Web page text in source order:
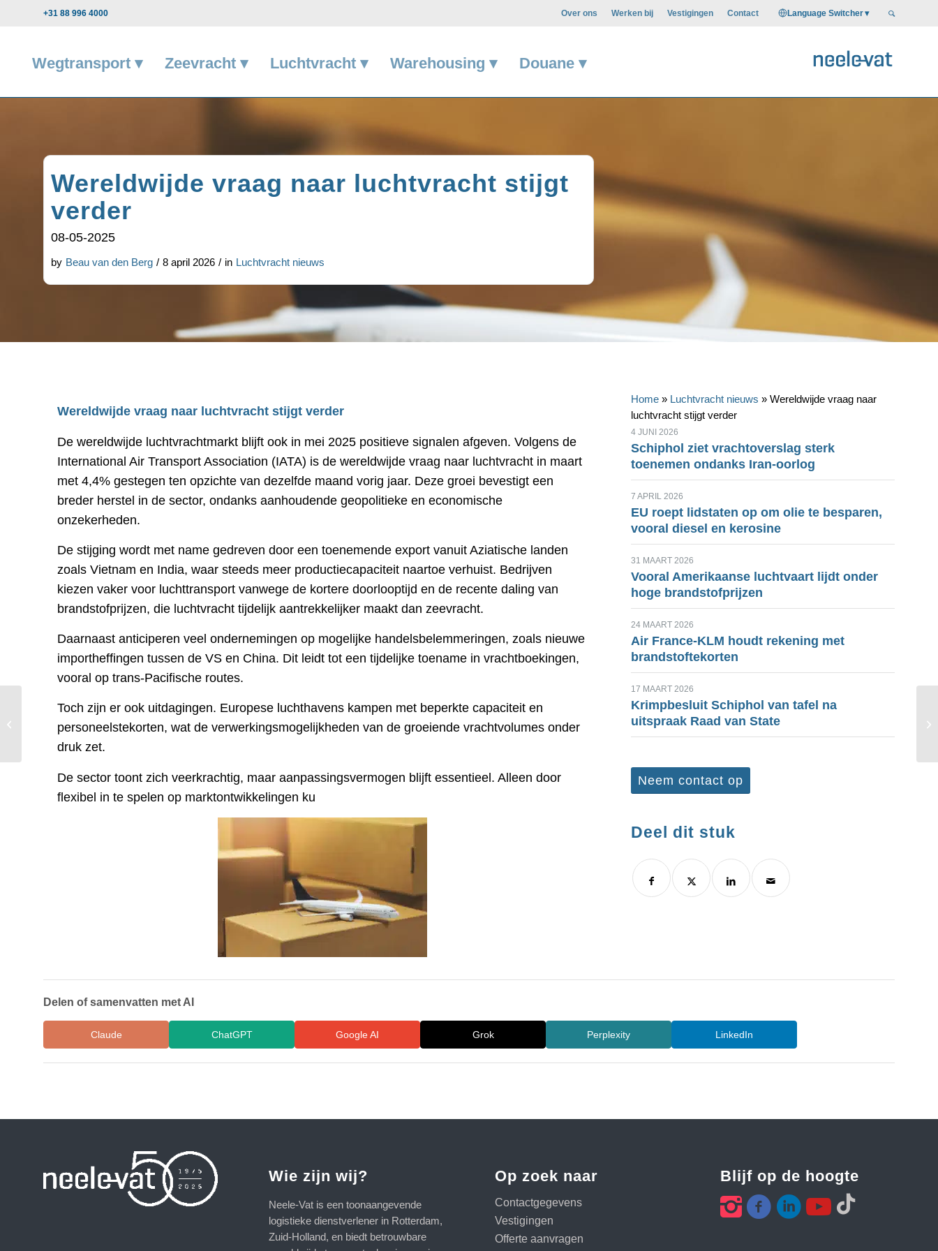
Over ons Werken bij Vestigingen Contact Language Switcher
+31 88 996 4000
Wegtransport ▾ Zeevracht ▾ Luchtvracht ▾ Warehousing ▾ Douane ▾
Wereldwijde vraag naar luchtvracht stijgt
verder
08-05-2025
by Beau van den Berg / 8 april 2026 / in Luchtvracht nieuws
Wereldwijde vraag naar luchtvracht stijgt verder
De wereldwijde luchtvrachtmarkt blijft ook in mei 2025 positieve signalen afgeven. Volgens de
International Air Transport Association (IATA) is de wereldwijde vraag naar luchtvracht in maart
met 4,4% gestegen ten opzichte van dezelfde maand vorig jaar. Deze groei bevestigt een
breder herstel in de sector, ondanks aanhoudende geopolitieke en economische
onzekerheden.
De stijging wordt met name gedreven door een toenemende export vanuit Aziatische landen
zoals Vietnam en India, waar steeds meer productiecapaciteit naartoe verhuist. Bedrijven
kiezen vaker voor luchttransport vanwege de kortere doorlooptijd en de recente daling van
brandstofprijzen, die luchtvracht tijdelijk aantrekkelijker maakt dan zeevracht.
Daarnaast anticiperen veel ondernemingen op mogelijke handelsbelemmeringen, zoals nieuwe
importheffingen tussen de VS en China. Dit leidt tot een tijdelijke toename in vrachtboekingen,
vooral op trans-Pacifische routes.
Toch zijn er ook uitdagingen. Europese luchthavens kampen met beperkte capaciteit en
personeelstekorten, wat de verwerkingsmogelijkheden van de groeiende vrachtvolumes onder
druk zet.
De sector toont zich veerkrachtig, maar aanpassingsvermogen blijft essentieel. Alleen door
flexibel in te spelen op marktontwikkelingen ku
Home » Luchtvracht nieuws » Wereldwijde vraag naar
luchtvracht stijgt verder
4 JUNI 2026
Schiphol ziet vrachtoverslag sterk
toenemen ondanks Iran-oorlog
7 APRIL 2026
EU roept lidstaten op om olie te besparen,
vooral diesel en kerosine
31 MAART 2026
Vooral Amerikaanse luchtvaart lijdt onder
hoge brandstofprijzen
24 MAART 2026
Air France-KLM houdt rekening met
brandstoftekorten
17 MAART 2026
Krimpbesluit Schiphol van tafel na
uitspraak Raad van State
Neem contact op
Deel dit stuk
Delen of samenvatten met AI
Claude ChatGPT Google AI Grok Perplexity LinkedIn
Wie zijn wij?
Neele-Vat is een toonaangevende
logistieke dienstverlener in Rotterdam,
Zuid-Holland, en biedt betrouwbare
Op zoek naar
Contactgegevens
Vestigingen
Offerte aanvragen
Blijf op de hoogte
Containervervoer
tussen verstoring en
vernieuwing